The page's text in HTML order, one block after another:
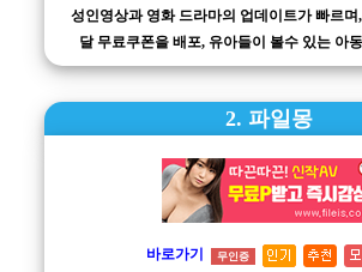
성인영상과 영화 드라마의 업데이트가 빠르며
달 무료쿠폰을 배포, 유아들이 볼수 있는 아
2. 파일몽
바로가기 무인증